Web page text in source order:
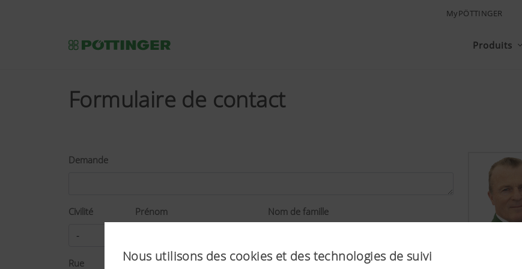
Nous utilisons des cookies et des technologies de suivi
MyPÖTTINGER
Produits
Formulaire de contact
Demande
Civilité Prénom Nom de famille
Rue